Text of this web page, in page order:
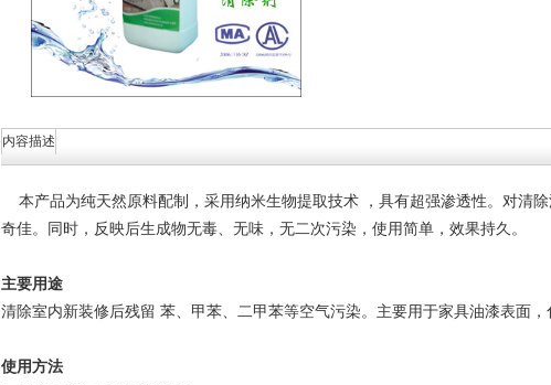
内容描述
本产品为纯天然原料配制，采用纳米生物提取技术 ，具有超强渗透性。对清
奇佳。同时，反映后生成物无毒、无味，无二次污染，使用简单，效果持久。
主要用途
清除室内新装修后残留 苯、甲苯、二甲苯等空气污染。主要用于家具油漆表面，
使用方法